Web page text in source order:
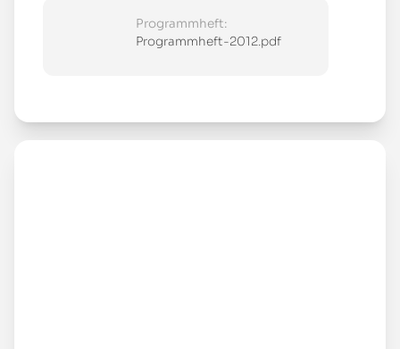
Programmheft:
Programmheft-2012.pdf